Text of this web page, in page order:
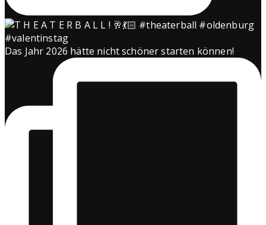
Das Jahr 2026 hätte nicht schöner starten können!